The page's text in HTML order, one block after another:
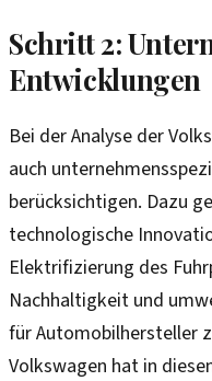
Schritt 2:
Entwicklungen
Bei der Analyse der
auch
berücksichtigen. Dazu
technologische
Elektrifizierung des
Nachhaltigkeit und
für Automobilhersteller
Volkswagen hat in